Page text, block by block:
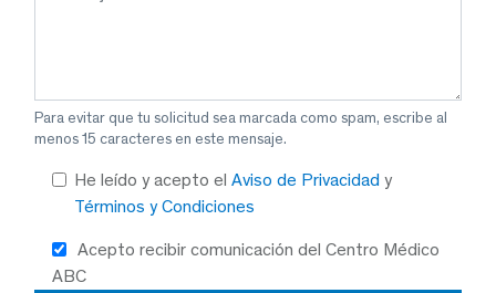
Para evitar que tu solicitud sea marcada como spam, escribe al
menos 15 caracteres en este mensaje.
He leído y acepto el Aviso de Privacidad y
Términos y Condiciones
Acepto recibir comunicación del Centro Médico
ABC